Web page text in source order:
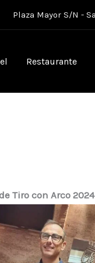
Plaza Mayor S/N -
Restaurante
Tiro con Arco